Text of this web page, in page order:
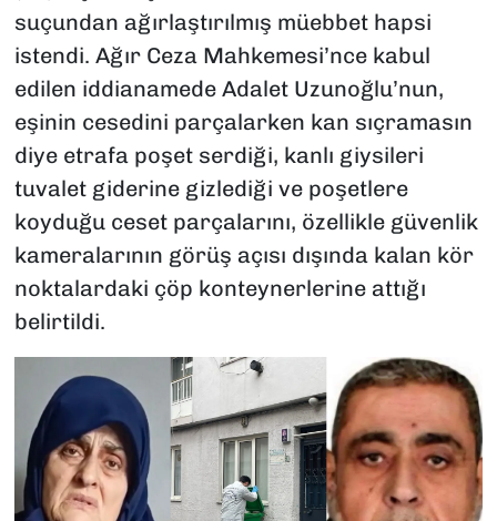
suçundan ağırlaştırılmış müebbet hapsi
istendi. Ağır Ceza Mahkemesi’nce kabul
edilen iddianamede Adalet Uzunoğlu’nun,
eşinin cesedini parçalarken kan sıçramasın
diye etrafa poşet serdiği, kanlı giysileri
tuvalet giderine gizlediği ve poşetlere
koyduğu ceset parçalarını, özellikle güvenlik
kameralarının görüş açısı dışında kalan kör
noktalardaki çöp konteynerlerine attığı
belirtildi.